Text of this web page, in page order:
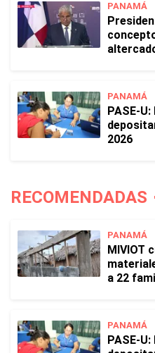
PANAMÁ
PANAMÁ
PASE-
2026
RECOMENDADAS
PANAMÁ
MIVIOT
a 22
PANAMÁ
PASE-